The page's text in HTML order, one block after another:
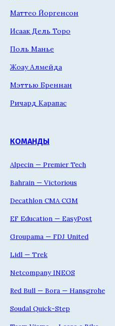
Маттео Йоргенсон
Исаак Дель Торо
Поль Манье
Жоау Алмейда
Мэттью Бреннан
Ричард Карапас
КОМАНДЫ
Alpecin — Premier Tech
Bahrain — Victorious
Decathlon CMA CGM
EF Education — EasyPost
Groupama — FDJ United
Lidl — Trek
Netcompany INEOS
Red Bull — Bora — Hansgrohe
Soudal Quick-Step